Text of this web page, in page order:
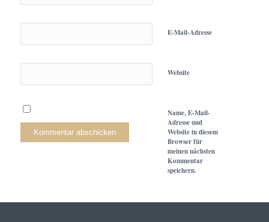
E-Mail-Adresse
Website
Name, E-Mail-
Adresse und
Website in diesem
Browser für
meinen nächsten
Kommentar
speichern.